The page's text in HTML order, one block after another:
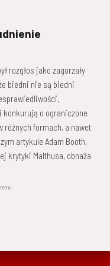
rozgłos jako zagorzały
biedni nie są biedni
konkurują o ograniczone
różnych formach, a nawet
artykule Adam Booth,
krytyki Malthusa, obnaża
temu